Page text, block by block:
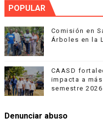
POPULAR
Comisión en
Árboles en la
CAASD
impacta a
semestre 2026
Denunciar abuso